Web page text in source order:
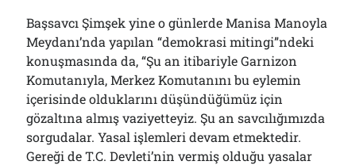
Başsavcı Şimşek yine o günlerde Manisa Manoyla
Meydanı’nda yapılan “demokrasi mitingi”ndeki
konuşmasında da, “Şu an itibariyle Garnizon
Komutanıyla, Merkez Komutanını bu eylemin
içerisinde olduklarını düşündüğümüz için
gözaltına almış vaziyetteyiz. Şu an savcılığımızda
sorgudalar. Yasal işlemleri devam etmektedir.
Gereği de T.C. Devleti’nin vermiş olduğu yasalar